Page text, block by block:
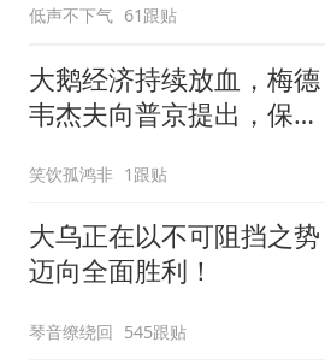
低声不下气 61跟贴
大鹅经济持续放血，梅德
韦杰夫向普京提出，保住
笑饮孤鸿非 1跟贴
大乌正在以不可阻挡之势
迈向全面胜利！
琴音缭绕回 545跟贴